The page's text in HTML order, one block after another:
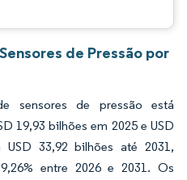
de Pressão por
sensores de pressão está
19,93 bilhões em 2025 e USD
33,92 bilhões até 2031,
entre 2026 e 2031. Os